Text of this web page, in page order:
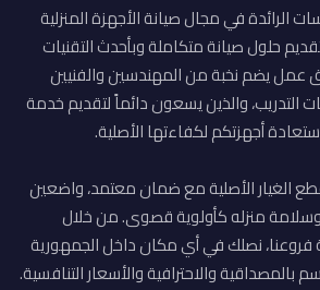
الرائدة في مجال صيانة الأجهزة المنزلية
حلول صيانة متكاملة وبأحدث التقنيات
عمل يضم نخبة من المهندسين والفنيين
التدريب، والذين يسعون دائماً لتقديم خدمة
أجهزتكم لكفاءتها الأصلية.
قطع الغيار الأصلية مع ضمان معتمد، واضعين
وسلامة منزله كأولوية قصوى. من خلال
فروعنا، نصلك في أي مكان داخل الجمهورية
بالمصداقية والاحترافية والأسعار التنافسية.